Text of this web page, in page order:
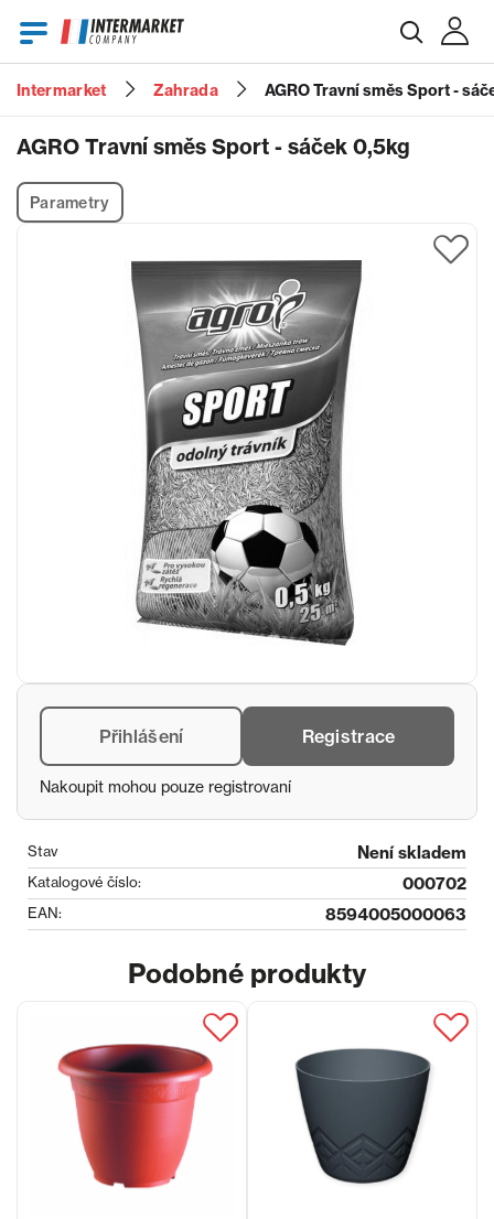
Heslo
Zapomenuté heslo?
Intermarket Zahrada AGRO Travní směs Sport -
AGRO Travní směs Sport - sáček 0,5kg
Parametry
Přihlášení Registrace
Nakoupit mohou pouze registrovaní
Stav Není skladem
Katalogové číslo: 000702
EAN: 8594005000063
Podobné produkty